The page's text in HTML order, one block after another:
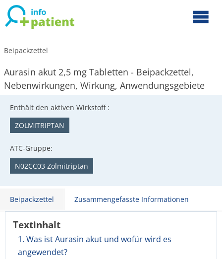
Beipackzettel
Aurasin akut 2,5 mg Tabletten - Beipackzettel,
Nebenwirkungen, Wirkung, Anwendungsgebiete
Enthält den aktiven Wirkstoff :
ZOLMITRIPTAN
ATC-Gruppe:
N02CC03 Zolmitriptan
Beipackzettel Zusammengefasste Informationen
Textinhalt
1. Was ist Aurasin akut und wofür wird es
angewendet?